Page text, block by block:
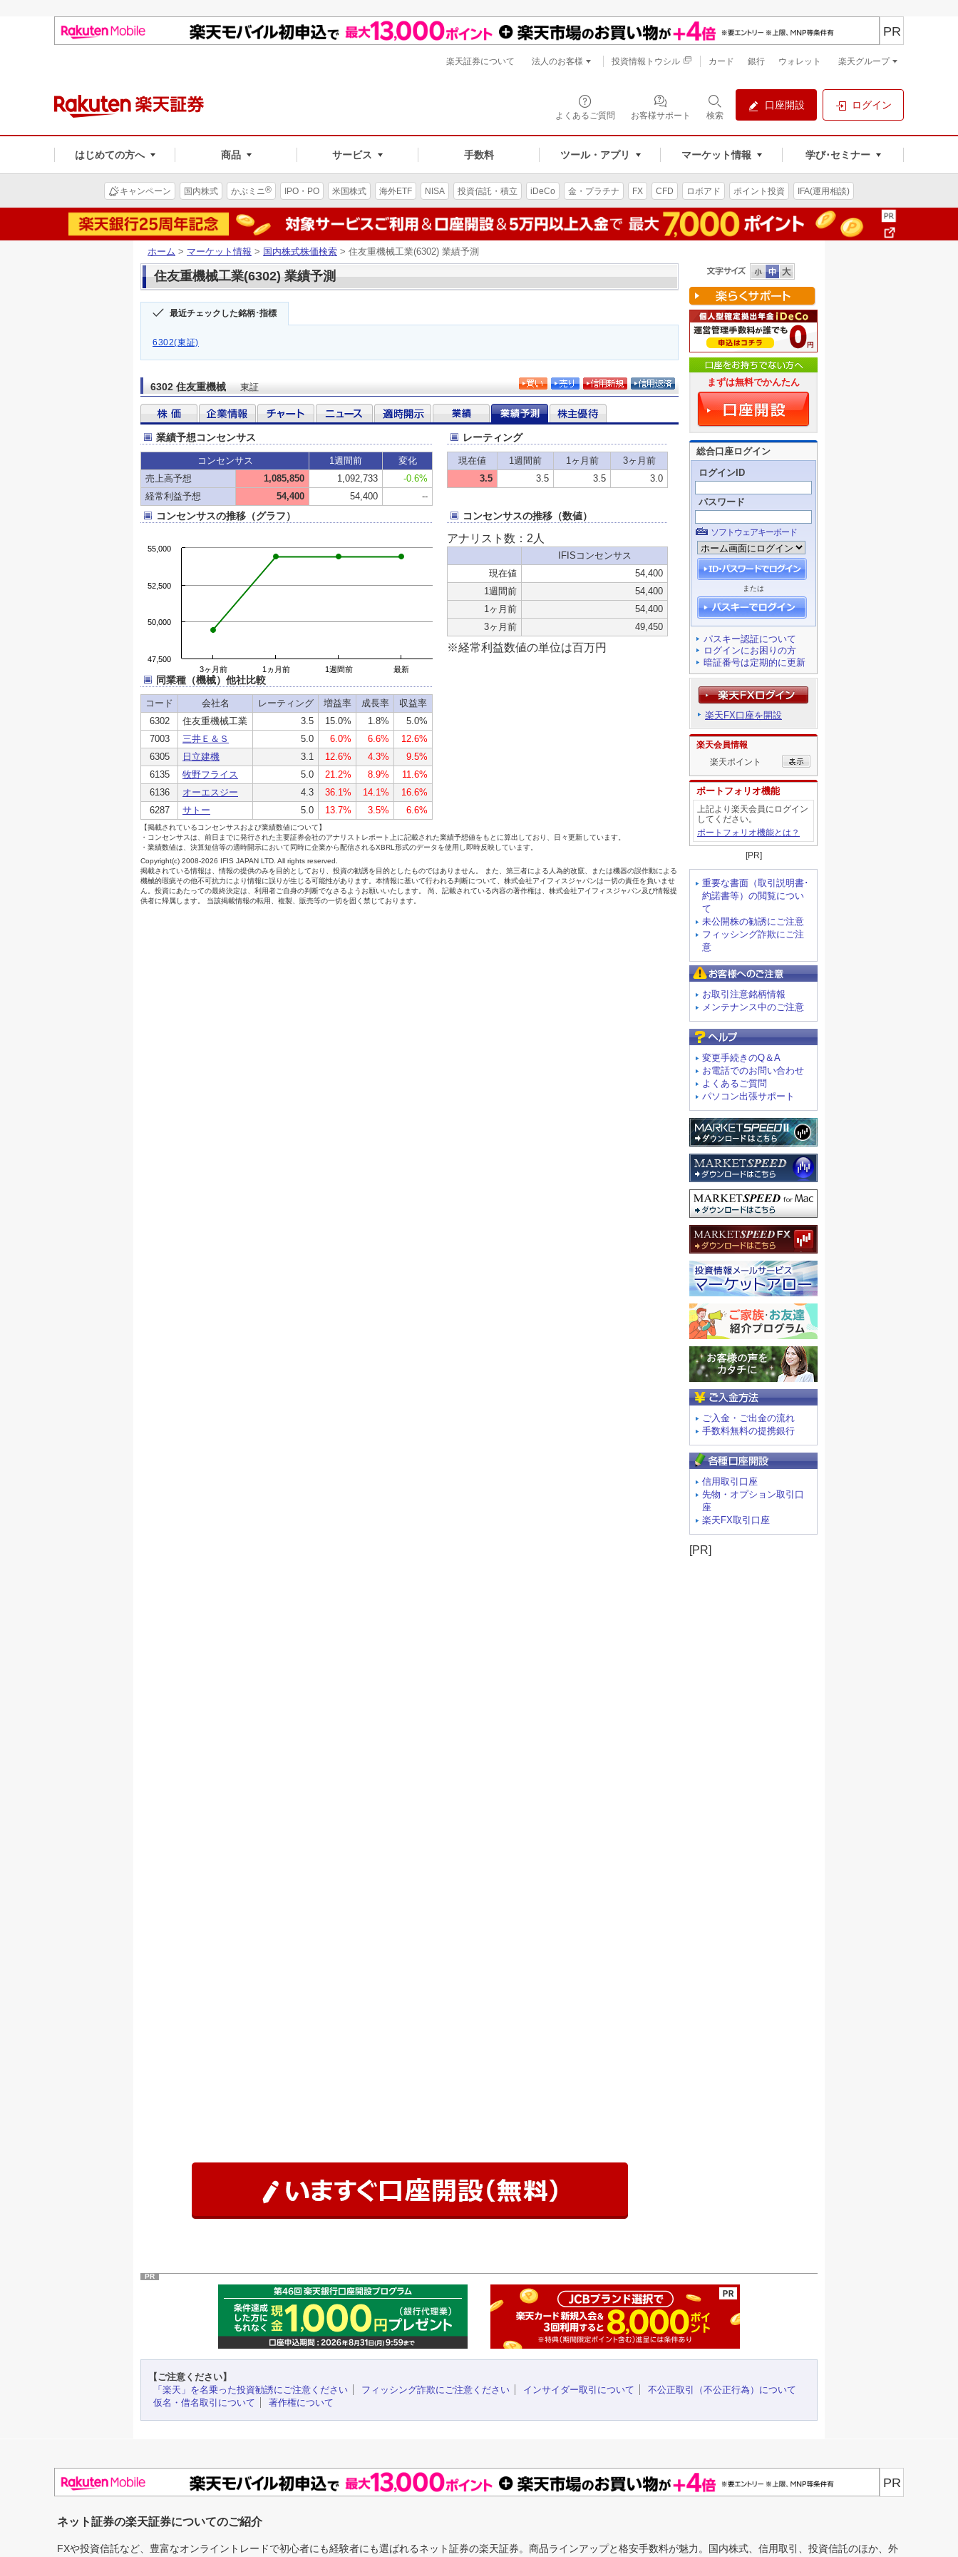
よくあるご質問 お客様サポート 検索
口座開設 ログイン
はじめての方へ 商品 サービス 手数料 ツール・アプリ マーケット情報 学び･セミナー
PR
楽天証券について 法人のお客様 投資情報トウシル カード 銀行 ウォレット 楽天グループ
キャンペーン 国内株式 かぶミニ® IPO・PO 米国株式 海外ETF NISA 投資信託・積立 iDeCo 金・プラチナ FX CFD ロボアド ポイント投資 IFA(運用相談)
ホーム > マーケット情報 > 国内株式株価検索 > 住友重機械工業(6302) 業績予測
住友重機械工業(6302) 業績予測
最近チェックした銘柄･指標
6302(東証)
6302 住友重機械 東証 まずは無料でかんたん
総合口座ログイン
ログインID
パスワード
ソフトウェアキーボード
または
パスキー認証について
ログインにお困りの方
暗証番号は定期的に更新
楽天FX口座を開設
楽天会員情報
楽天ポイント
ポートフォリオ機能
上記より楽天会員にログイン
してください。
ポートフォリオ機能とは？
[PR]
重要な書面（取引説明書･
約諾書等）の閲覧につい
て
未公開株の勧誘にご注意
フィッシング詐欺にご注
意
お取引注意銘柄情報
メンテナンス中のご注意
変更手続きのQ＆A
お電話でのお問い合わせ
よくあるご質問
パソコン出張サポート
ご入金・ご出金の流れ
手数料無料の提携銀行
信用取引口座
先物・オプション取引口
座
楽天FX取引口座
[PR]
PR
【ご注意ください】
「楽天」を名乗った投資勧誘にご注意ください
フィッシング詐欺にご注意ください インサイダー取引について
不公正取引（不公正行為）について
仮名・借名取引について
著作権について
PR
ネット証券の楽天証券についてのご紹介
FXや投資信託など、豊富なオンライントレードで初心者にも経験者にも選ばれるネット証券の楽天証券。商品ラインアップと格安手数料が魅力。国内株式、信用取引、投資信託のほか、外